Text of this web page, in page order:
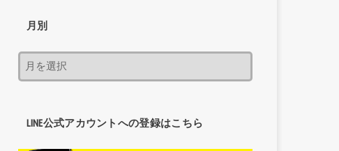
月別
LINE公式アカウントへの登録はこちら